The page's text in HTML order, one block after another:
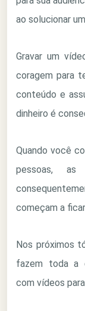
ao solucionar
Gravar um
coragem para
conteúdo e
dinheiro é
Quando você
pessoas,
começam a
Nos próximos
fazem toda a
com vídeos